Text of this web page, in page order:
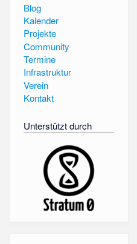
Blog
Kalender
Projekte
Community
Termine
Infrastruktur
Verein
Kontakt
Unterstützt durch